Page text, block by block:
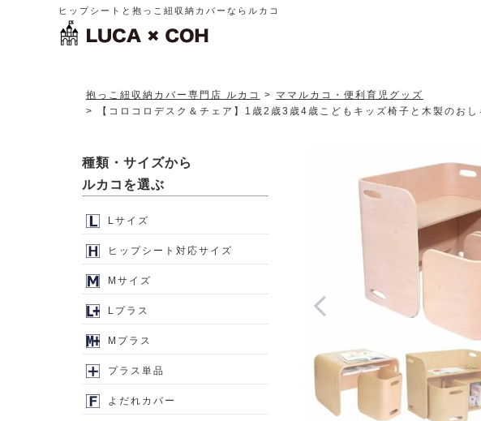
ヒップシートと抱っこ紐収納カバーならルカコ
抱っこ紐収納カバー専門店 ルカコ
ママルカコ・便利育児グッズ
【コロコロデスク＆チェア】1歳2歳3歳4歳こどもキッズ椅子と木製の
種類・サイズから
ルカコを選ぶ
Lサイズ
ヒップシート対応サイズ
Mサイズ
Lプラス
Mプラス
プラス単品
よだれカバー